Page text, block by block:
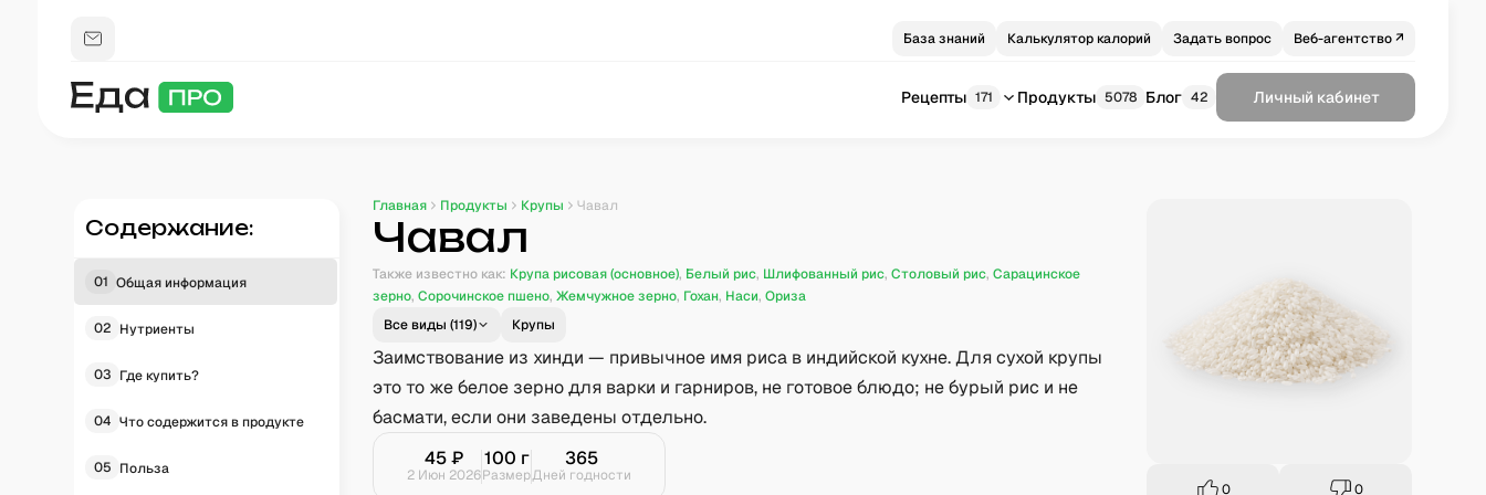
База знаний Калькулятор калорий Задать вопрос Веб-агентство ↗
Рецепты 171 Продукты 5078 Блог 42 Личный кабинет
Содержание:
01 Общая информация
02 Нутриенты
03 Где купить?
04 Что содержится в продукте
05 Польза
Главная Продукты Крупы Чавал
Чавал
Также известно как: Крупа рисовая (основное), Белый рис, Шлифованный рис,Столовый рис,Сарацинское
зерно,Сорочинское пшено,Жемчужное зерно, Гохан, Наси,Ориза
Все виды (119) Крупы
Заимствование из хинди — привычное имя риса в индийской кухне. Для сухой крупы
это то же белое зерно для варки и гарниров, не готовое блюдо; не бурый рис и не
басмати, если они заведены отдельно.
45₽
2 Июн 2026
100 г
Размер
365
Дней годности
0 0